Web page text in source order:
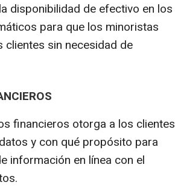
disponibilidad de efectivo en los
para que los minoristas
sin necesidad de
financieros otorga a los clientes
y con qué propósito para
información en línea con el